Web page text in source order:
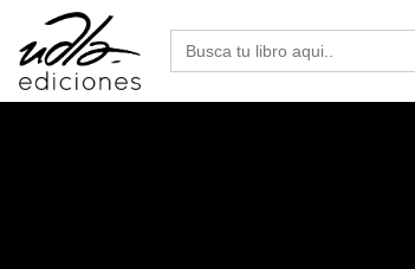
Buscar: